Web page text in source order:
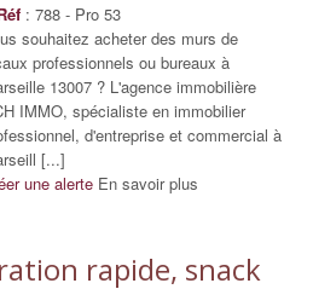
: 788 - Pro 53
souhaitez acheter des murs de
professionnels ou bureaux à
13007 ? L'agence immobilière
IMMO, spécialiste en immobilier
d'entreprise et commercial à
[...]
une alerte En savoir plus
rapide, snack